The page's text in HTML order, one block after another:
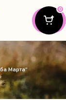
0
Марта“